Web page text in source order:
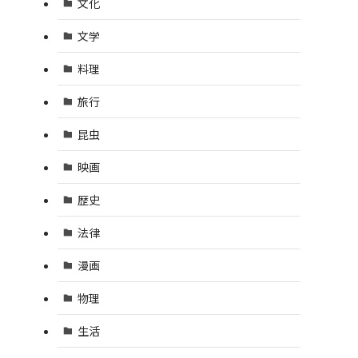
文学
料理
旅行
昆虫
映画
歴史
法律
漫画
物理
生活